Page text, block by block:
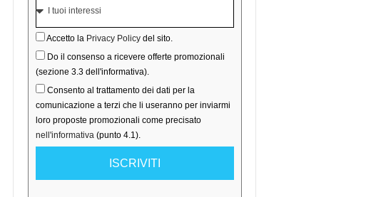
Accetto la Privacy Policydel sito.
Do il consenso a ricevere offerte promozionali
(sezione 3.3 dell'informativa).
Consento al trattamento dei dati per la
comunicazione a terzi che li useranno per inviarmi
loro proposte promozionali come precisato
nell'informativa(punto 4.1).
ISCRIVITI